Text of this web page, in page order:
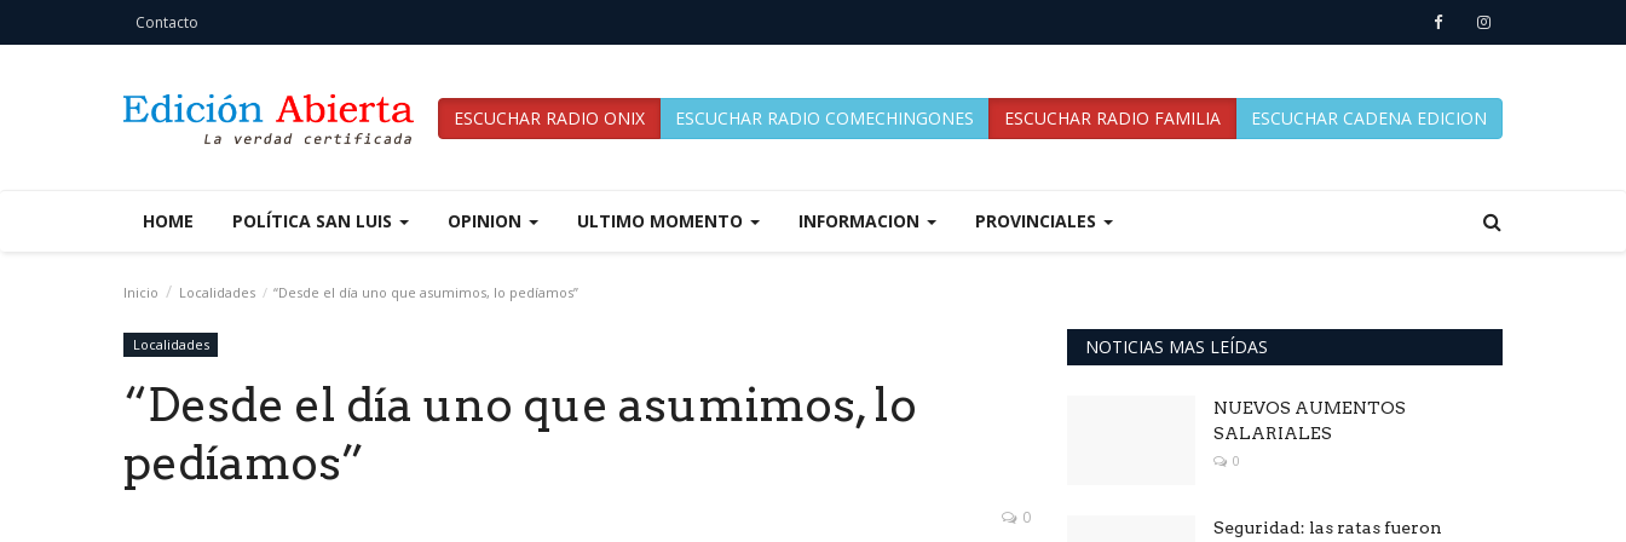
Contacto
ESCUCHAR RADIO ONIX ESCUCHAR RADIO COMECHINGONES ESCUCHAR RADIO FAMILIA ESCUCHAR CADENA EDICION
HOME POLÍTICA SAN LUIS OPINION ULTIMO MOMENTO INFORMACION PROVINCIALES
Inicio Localidades “Desde el día uno que asumimos, lo pedíamos”
Localidades
“Desde el día uno que asumimos, lo
pedíamos”
0
NOTICIAS MAS LEÍDAS
NUEVOS AUMENTOS
SALARIALES
0
Seguridad: las ratas fueron